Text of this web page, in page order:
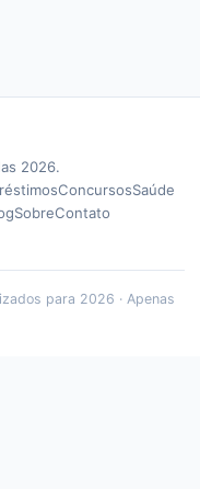
2026.
ConcursosSaúde
SobreContato
para 2026 · Apenas